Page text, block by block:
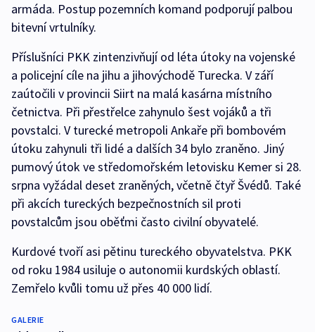
armáda. Postup pozemních komand podporují palbou
bitevní vrtulníky.
Příslušníci PKK zintenzivňují od léta útoky na vojenské
a policejní cíle na jihu a jihovýchodě Turecka. V září
zaútočili v provincii Siirt na malá kasárna místního
četnictva. Při přestřelce zahynulo šest vojáků a tři
povstalci. V turecké metropoli Ankaře při bombovém
útoku zahynuli tři lidé a dalších 34 bylo zraněno. Jiný
pumový útok ve středomořském letovisku Kemer si 28.
srpna vyžádal deset zraněných, včetně čtyř Švédů. Také
při akcích tureckých bezpečnostních sil proti
povstalcům jsou oběťmi často civilní obyvatelé.
Kurdové tvoří asi pětinu tureckého obyvatelstva. PKK
od roku 1984 usiluje o autonomii kurdských oblastí.
Zemřelo kvůli tomu už přes 40 000 lidí.
GALERIE